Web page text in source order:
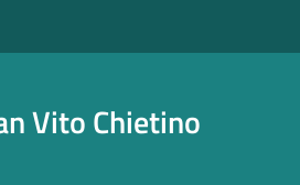
Vito Chietino